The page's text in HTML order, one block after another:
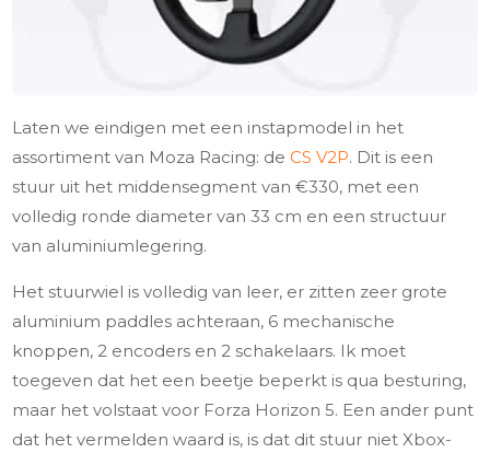
Laten we eindigen met een instapmodel in het
assortiment van Moza Racing: de CS V2P. Dit is een
stuur uit het middensegment van €330, met een
volledig ronde diameter van 33 cm en een structuur
van aluminiumlegering.
Het stuurwiel is volledig van leer, er zitten zeer grote
aluminium paddles achteraan, 6 mechanische
knoppen, 2 encoders en 2 schakelaars. Ik moet
toegeven dat het een beetje beperkt is qua besturing,
maar het volstaat voor Forza Horizon 5. Een ander punt
dat het vermelden waard is, is dat dit stuur niet Xbox-